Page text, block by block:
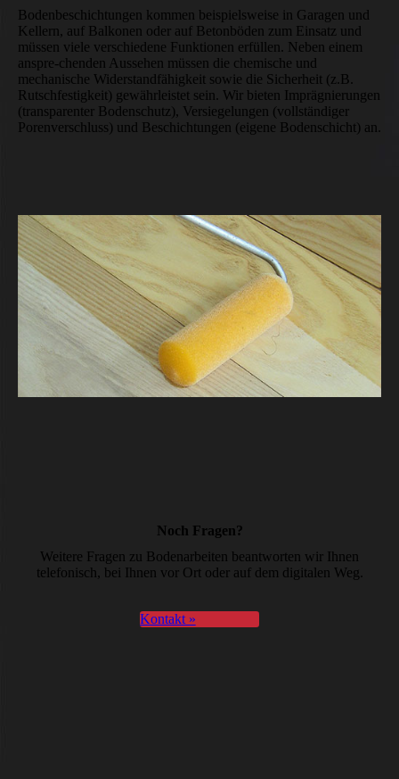
Boden­beschichtungen kommen beispiels­weise in Garagen und
Kellern, auf Balkonen oder auf Betonböden zum Einsatz und
müssen viele verschiedene Funktionen erfüllen. Neben einem
anspre-chenden Aussehen müssen die chemische und
mechanische Widerstand­fähigkeit sowie die Sicherheit (z.B.
Rutsch­festigkeit) gewähr­leistet sein. Wir bieten Impräg­nierungen
(transparenter Boden­schutz), Versiegelungen (vollständiger
Poren­verschluss) und Beschichtungen (eigene Boden­schicht) an.
Noch Fragen?
Weitere Fragen zu Bodenarbeiten beantworten wir Ihnen
telefonisch, bei Ihnen vor Ort oder auf dem digitalen Weg.
Kontakt »